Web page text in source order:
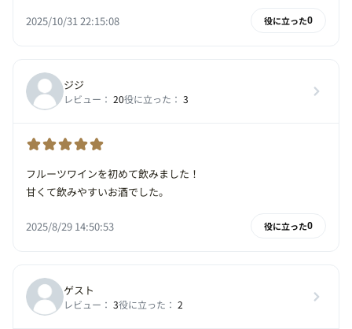
2025/10/31 22:15:08 役に立った0
ジジ
レビュー： 20役に立った： 3
フルーツワインを初めて飲みました！
甘くて飲みやすいお酒でした。
2025/8/29 14:50:53 役に立った0
ゲスト
レビュー： 3役に立った： 2